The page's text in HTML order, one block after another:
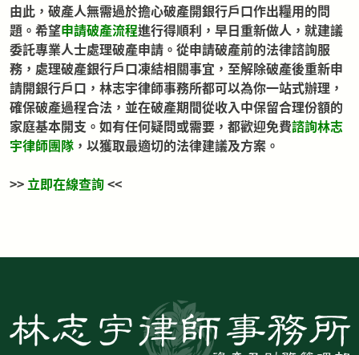
由此，破產人無需過於擔心破產開銀行戶口作出糧用的問
題。希望申請破產流程進行得順利，早日重新做人，就建議
委託專業人士處理破產申請。從申請破產前的法律諮詢服
務，處理破產銀行戶口凍結相關事宜，至解除破產後重新申
請開銀行戶口，林志宇律師事務所都可以為你一站式辦理，
確保破產過程合法，並在破產期間從收入中保留合理份額的
家庭基本開支。如有任何疑問或需要，都歡迎免費諮詢林志
宇律師團隊 ，以獲取最適切的法律建議及方案。
>>立即在線查詢<<